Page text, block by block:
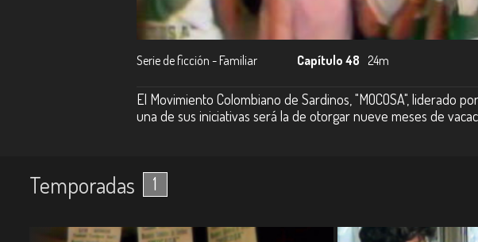
Serie de ficción - Familiar Capítulo 48 24m
El Movimiento Colombiano de Sardinos, "MOCOSA", liderado
una de sus iniciativas será la de otorgar nueve meses de
Temporadas 1